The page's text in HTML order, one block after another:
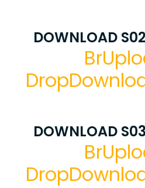
DOWNLOAD
DOWNLOAD